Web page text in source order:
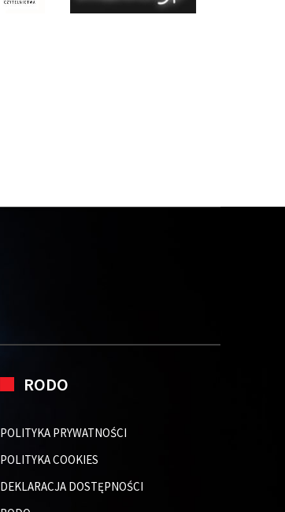
RODO
POLITYKA PRYWATNOŚCI
POLITYKA COOKIES
DEKLARACJA DOSTĘPNOŚCI